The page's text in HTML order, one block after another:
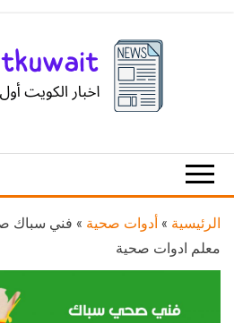
الرئيسية » أدوات صحية »
معلم ادوات صحية